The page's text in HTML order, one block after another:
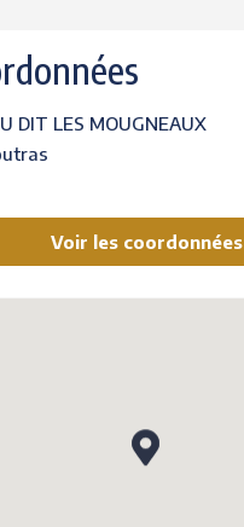
DIT LES MOUGNEAUX
Voir les coordonnées